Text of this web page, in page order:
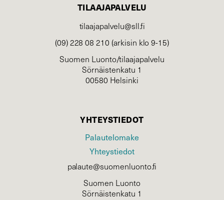
TILAAJAPALVELU
tilaajapalvelu@sll.fi
(09) 228 08 210 (arkisin klo 9-15)
Suomen Luonto/tilaajapalvelu
Sörnäistenkatu 1
00580 Helsinki
YHTEYSTIEDOT
Palautelomake
Yhteystiedot
palaute@suomenluonto.fi
Suomen Luonto
Sörnäistenkatu 1